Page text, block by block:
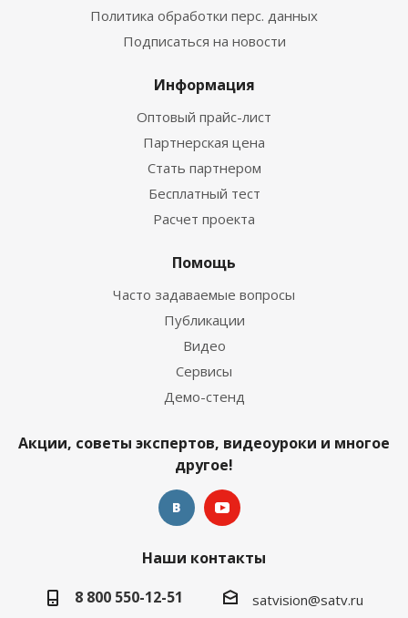
Политика обработки перс. данных
Подписаться на новости
Информация
Оптовый прайс-лист
Партнерская цена
Стать партнером
Бесплатный тест
Расчет проекта
Помощь
Часто задаваемые вопросы
Публикации
Видео
Сервисы
Демо-стенд
Акции, советы экспертов, видеоуроки и многое
другое!
Наши контакты
8 800 550-12-51
satvision@satv.ru